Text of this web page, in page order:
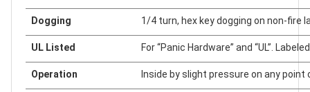
Dogging 1/4 turn, hex key dogging on non-fire
UL Listed For “Panic Hardware” and “UL”.
Operation Inside by slight pressure on any